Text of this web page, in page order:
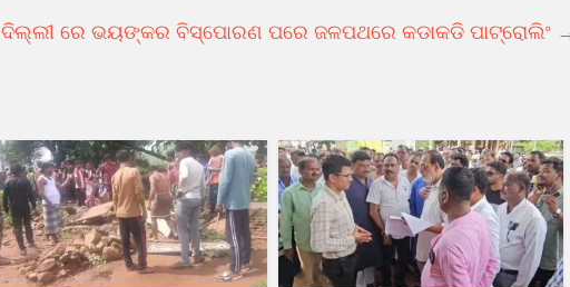
ଦିଲ୍ଲୀ ରେ ଭୟଙ୍କର ବିସ୍ପୋରଣ ପରେ ଜଳପଥରେ କଡାକଡି ପାଟ୍ରୋଲିଂ